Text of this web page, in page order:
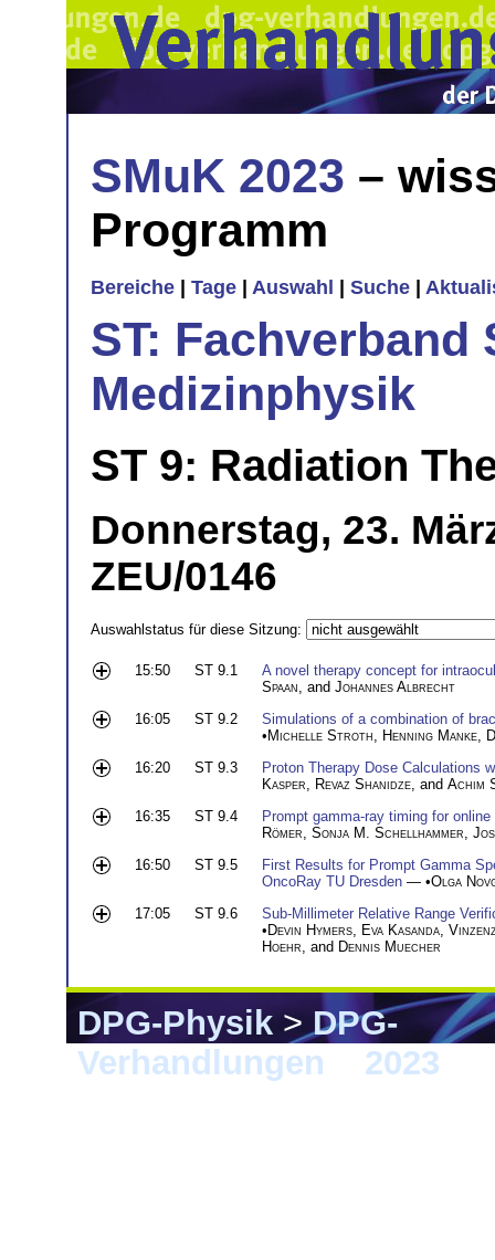
SMuK 2023 –
Programm
Bereiche Tage Auswahl Suche
ST: Fachverband
Medizinphysik
ST 9: Radiation
Donnerstag, 23.
ZEU/0146
Auswahlstatus für diese Sitzung:
15:50 ST 9.1
A novel therapy concept for
Spaan , and Johannes Albrecht
16:05
ST 9.2
Simulations of a combination of
•Michelle Stroth Henning Manke
16:20
ST 9.3
Proton Therapy Dose Calculations
Kasper
Revaz Shanidze , and Achim
16:35
ST 9.4
Prompt gamma-ray timing for
Römer Sonja M. Schellhammer
16:50
ST 9.5
First Results for Prompt Gamma
OncoRay TU Dresden — •Olga
17:05
ST 9.6
Sub-Millimeter Relative Range
•Devin Hymers Eva Kasanda
Hoehr , and Dennis Muecher
DPG-Physik>DPG-
Verhandlungen
2023